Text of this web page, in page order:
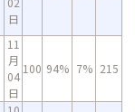
日
11
月
04
日
100 94% 7% 215